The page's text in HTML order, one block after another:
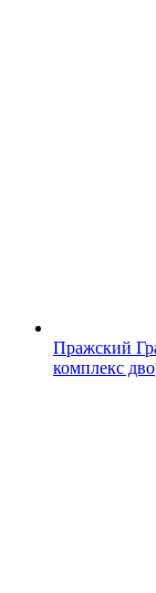
Пражский
комплекс